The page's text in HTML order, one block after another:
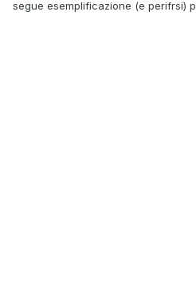
segue esemplificazione (e perifrsi)